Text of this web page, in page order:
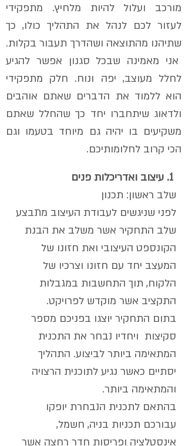
1. עיצוב ואדריכלות פנים
שלב ראשון: תכנון
לפני שניגשים לעבודת העיצוב מתבצע
שלב התחקיר אשר משלב את הבנת
הקונספט העיצובי ואת חזונו של
המעצב יחד עם חזונו וצרכיו של
הלקוח, תוך התחשבות במגבלות
התקציב אשר מוקדש לפרויקט.
בתום התחקיר יוצגו בפניכם מספר
סקיצות ויחדיו נבחר את התכנית
המתאימה ביותר לביצוע. התהליך
יסתיים כאשר נגיע לתוכנית הרצויה
והמתאימה ביותר.
בהתאם לתכנית הנבחרת יופקו
עבורכם תכניות בניה, חשמל,
אינסטלציה ופריסות חדר רחצה אשר
מורכב ועלול להיות מלחיץ. מתפקידי
לעזור לכם לנהל את התהליך כולו, כך
שתיהנו מהתוצאה ושהדרך תעבור בקלות.
אני מאמינה שבכל סגנון אפשר להגיע
לחלל מעוצב, יפה ונוח. חלק מתפקידי
הוא ללמוד את הדברים שאתם אוהבים
ולדאוג שיתחברו יחד כך שהחלל שאתם
משקיעים בו יהיה גם מיוחד בטעמו וגם
הכי קרוב לחלומותיכם.